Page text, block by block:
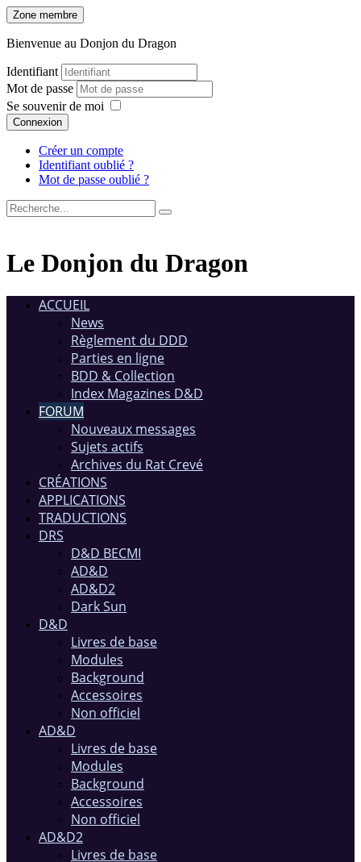
Zone membre
Bienvenue au Donjon du Dragon
Identifiant
Mot de passe
Se souvenir de moi
Connexion
Créer un compte
Identifiant oublié ?
Mot de passe oublié ?
Le Donjon du Dragon
ACCUEIL
News
Règlement du DDD
Parties en ligne
BDD & Collection
Index Magazines D&D
FORUM
Nouveaux messages
Sujets actifs
Archives du Rat Crevé
CRÉATIONS
APPLICATIONS
TRADUCTIONS
DRS
D&D BECMI
AD&D
AD&D2
Dark Sun
D&D
Livres de base
Modules
Background
Accessoires
Non officiel
AD&D
Livres de base
Modules
Background
Accessoires
Non officiel
AD&D2
Livres de base